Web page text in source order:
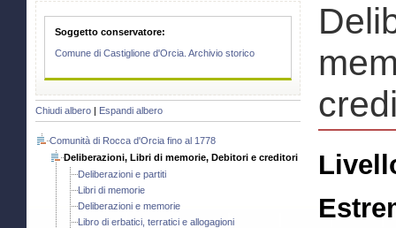
Soggetto conservatore:
Comune di Castiglione d'Orcia. Archivio storico
Chiudi albero Espandi albero
Comunità di Rocca d'Orcia fino al 1778
Deliberazioni, Libri di memorie, Debitori e creditori
Deliberazioni e partiti
Libri di memorie
Deliberazioni e memorie
Libro di erbatici, terratici e allogagioni